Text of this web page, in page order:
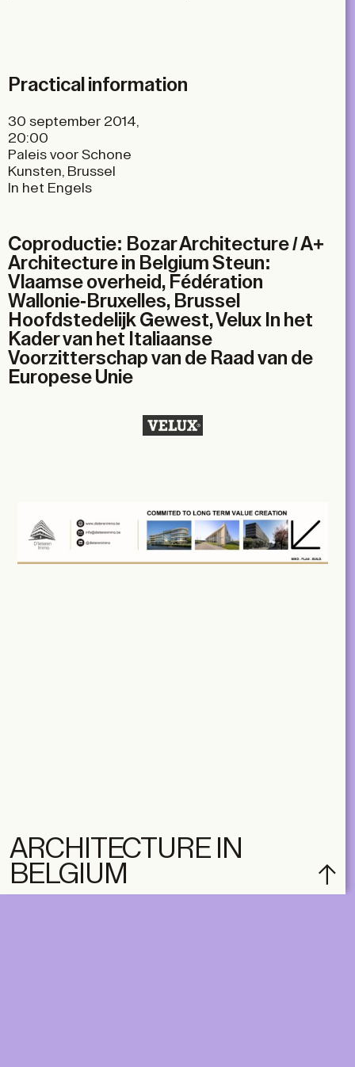
Practical information
30 september 2014,
20:00
Paleis voor Schone
Kunsten, Brussel
In het Engels
Coproductie: Bozar Architecture / A+
Architecture in Belgium Steun:
Vlaamse overheid, Fédération
Wallonie-Bruxelles, Brussel
Hoofdstedelijk Gewest, Velux In het
Kader van het Italiaanse
Voorzitterschap van de Raad van de
Europese Unie
ARCHITECTURE IN
BELGIUM